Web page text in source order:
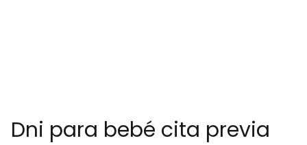
Dni para bebé cita previa